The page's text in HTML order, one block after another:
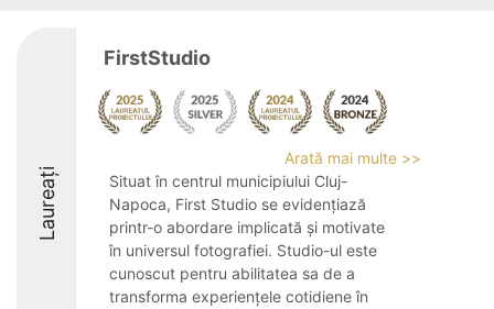
Laureați
FirstStudio
Arată mai multe >>
Situat în centrul municipiului Cluj-
Napoca, First Studio se evidențiază
printr-o abordare implicată și motivate
în universul fotografiei. Studio-ul este
cunoscut pentru abilitatea sa de a
transforma experiențele cotidiene în